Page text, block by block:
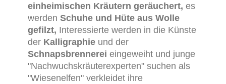
einheimischen Kräutern geräuchert, es
werden Schuhe und Hüte aus Wolle
gefilzt, Interessierte werden in die Künste
der Kalligraphie und der
Schnapsbrennerei eingeweiht und junge
"Nachwuchskräuterexperten" suchen als
"Wiesenelfen" verkleidet ihre